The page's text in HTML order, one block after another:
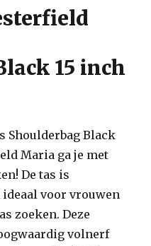
15 inch
Shoulderbag Black
Maria ga je met
De tas is
voor vrouwen
zoeken. Deze
volnerf